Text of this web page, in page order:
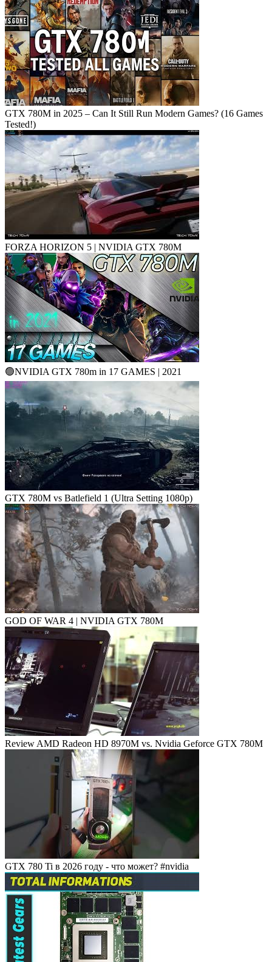
GTX 780M in 2025 – Can It Still Run Modern Games? (16 Games
Tested!)
FORZA HORIZON 5 | NVIDIA GTX 780M
🟢NVIDIA GTX 780m in 17 GAMES | 2021
GTX 780M vs Batlefield 1 (Ultra Setting 1080p)
GOD OF WAR 4 | NVIDIA GTX 780M
Review AMD Radeon HD 8970M vs. Nvidia Geforce GTX 780M
GTX 780 Ti в 2026 году - что может? #nvidia